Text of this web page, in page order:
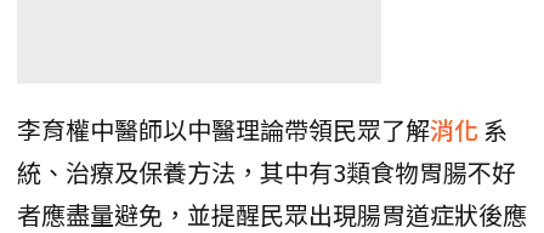
李育權中醫師以中醫理論帶領民眾了解消化 系
統、治療及保養方法，其中有3類食物胃腸不好
者應盡量避免，並提醒民眾出現腸胃道症狀後應